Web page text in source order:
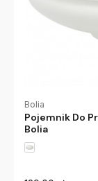
Bolia
Pojemnik Do
Bolia